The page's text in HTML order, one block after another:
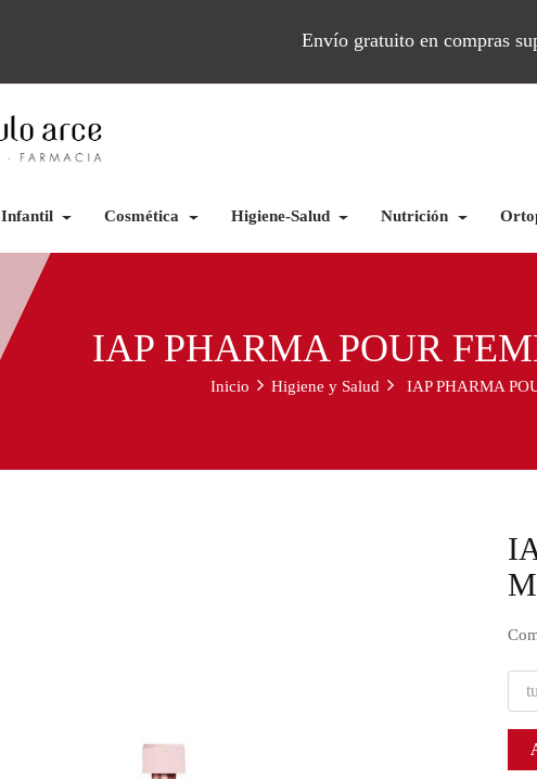
Envío gratuito en compras
Infantil Cosmética Higiene-Salud Nutrición
IAP PHARMA POUR
Inicio Higiene y Salud IAP PHARMA